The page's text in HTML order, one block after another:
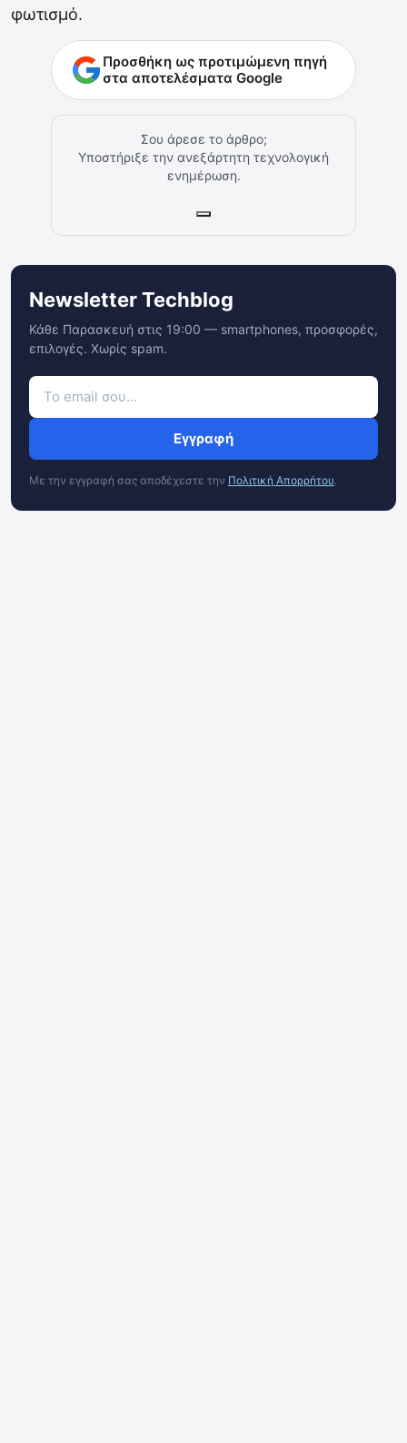
φωτισμό.
Προσθήκη ως προτιμώμενη πηγή
στα αποτελέσματα Google
Σου άρεσε το άρθρο;
Υποστήριξε την ανεξάρτητη τεχνολογική
ενημέρωση.
Newsletter Techblog
Κάθε Παρασκευή στις 19:00 — smartphones, προσφορές,
επιλογές. Χωρίς spam.
Εγγραφή
Με την εγγραφή σας αποδέχεστε την Πολιτική Απορρήτου.